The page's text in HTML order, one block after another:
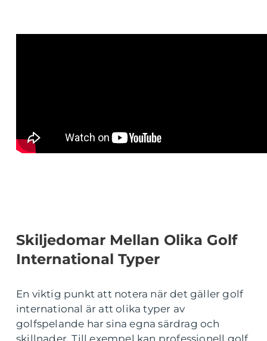
Skiljedomar Mellan Olika Golf
International Typer
En viktig punkt att notera när det gäller golf
international är att olika typer av
golfspelande har sina egna särdrag och
skillnader. Till exempel kan professionell golf